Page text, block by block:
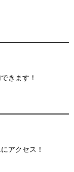
きます！
アクセス！